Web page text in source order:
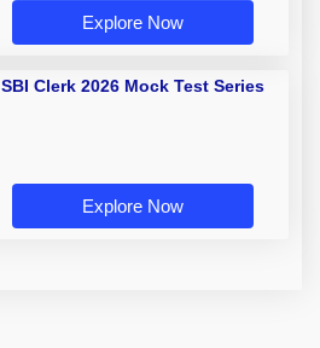
Explore Now
SBI Clerk 2026 Mock Test Series
Explore Now